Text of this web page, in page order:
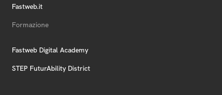
Fastweb.it
Formazione
Fastweb Digital Academy
STEP FuturAbility District